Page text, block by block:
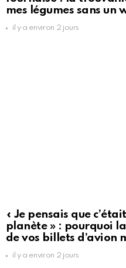
mes légumes sans un
il y a environ 2 jours
« Je pensais que
planète » : pourquoi
de vos billets d’avion
il y a environ 2 jours